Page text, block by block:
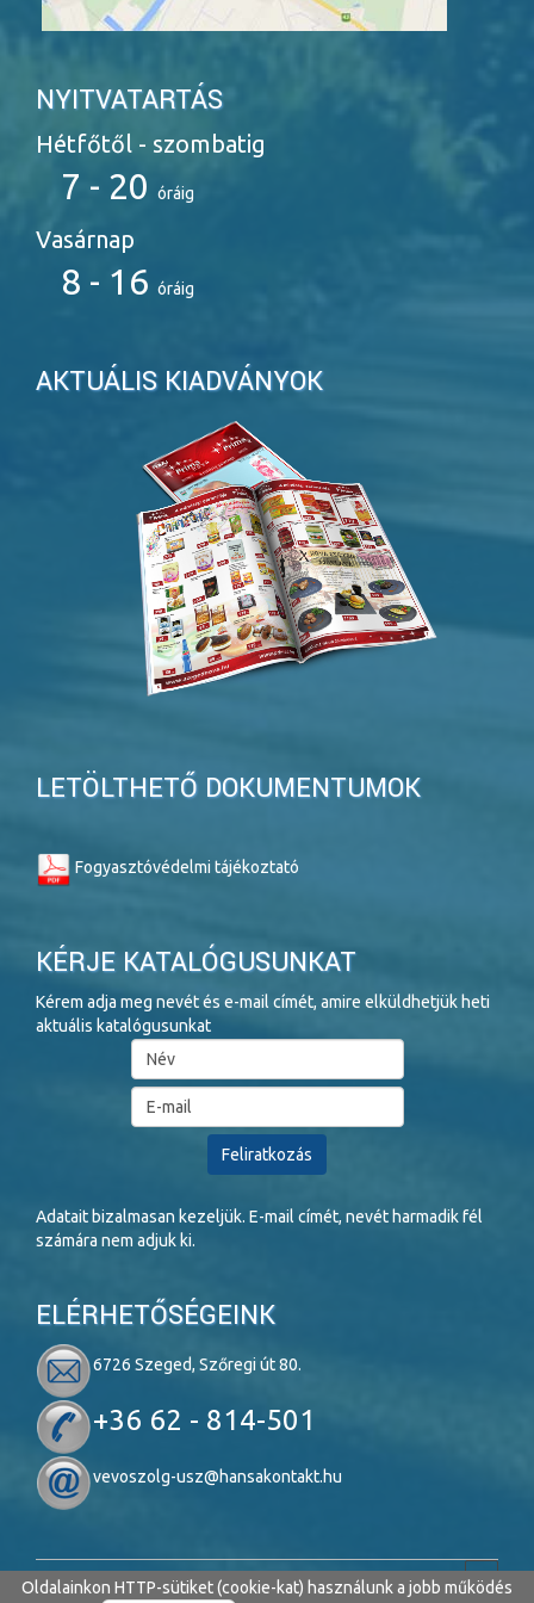
NYITVATARTÁS
Hétfőtől - szombatig
7 - 20 óráig
Vasárnap
8 - 16 óráig
AKTUÁLIS KIADVÁNYOK
LETÖLTHETŐ DOKUMENTUMOK
Fogyasztóvédelmi tájékoztató
KÉRJE KATALÓGUSUNKAT
Kérem adja meg nevét és e-mail címét, amire elküldhetjük heti
aktuális katalógusunkat
Adatait bizalmasan kezeljük. E-mail címét, nevét harmadik fél
számára nem adjuk ki.
ELÉRHETŐSÉGEINK
6726 Szeged, Szőregi út 80.
+36 62 - 814-501
vevoszolg-usz@hansakontakt.hu
Copyright © 2026 SZEGED NOVA. Minden jog fenntartva.
Oldalainkon HTTP-sütiket (cookie-kat) használunk a jobb működés